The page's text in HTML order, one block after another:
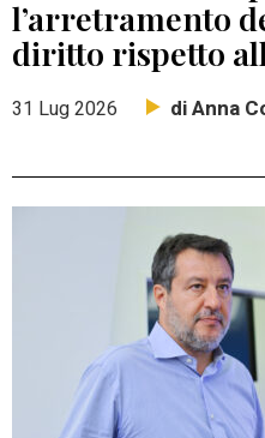
l’arretramento
diritto rispetto
31 Lug 2026 di Anna